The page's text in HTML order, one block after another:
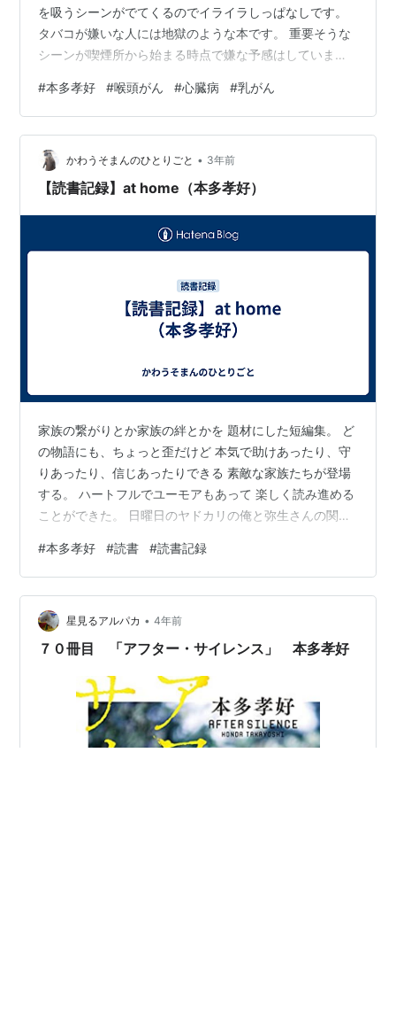
を吸うシーンがでてくるのでイライラしっぱなしです。
タバコが嫌いな人には地獄のような本です。 重要そうな
シーンが喫煙所から始まる時点で嫌な予感はしていまし
す。 出てくる患者はみな個性的。死期が近い有馬さん(病
名不明)、喉頭がんの三枝さん、心臓病(病名不明)の今井
美子ちゃん、乳がんの上田さん等々。上田さんの生き方
が切なすぎる。 森野の存在は不要だった気がします。幼
馴染でせっかく神田が人間臭くなるせっかくの相手なの
#本多孝好 #喉頭がん #心臓病 #乳がん
かわうそまんのひとりごと • 3年前
【読書記録】at home（本多孝好）
家族の繋がりとか家族の絆とかを 題材にした短編集。 ど
の物語にも、ちょっと歪だけど 本気で助けあったり、守
りあったり、信じあったりできる 素敵な家族たちが登場
する。 ハートフルでユーモアもあって 楽しく読み進める
ことができた。 日曜日のヤドカリの俺と弥生さんの関係
#本多孝好 #読書 #読書記録
星見るアルパカ • 4年前
７０冊目 「アフター・サイレンス」 本多孝好